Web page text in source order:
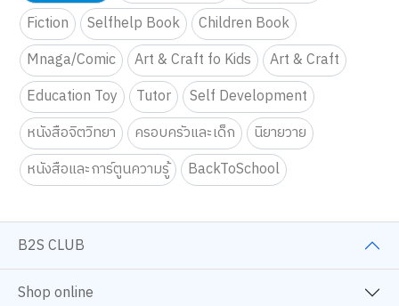
Fiction
Selfhelp Book
Children Book
Mnaga/Comic
Art & Craft fo Kids
Art & Craft
Education Toy
Tutor
Self Development
หนังสือจิตวิทยา
ครอบครัวและเด็ก
นิยายวาย
หนังสือและการ์ตูนความรู้
BackToSchool
B2S CLUB
Shop online